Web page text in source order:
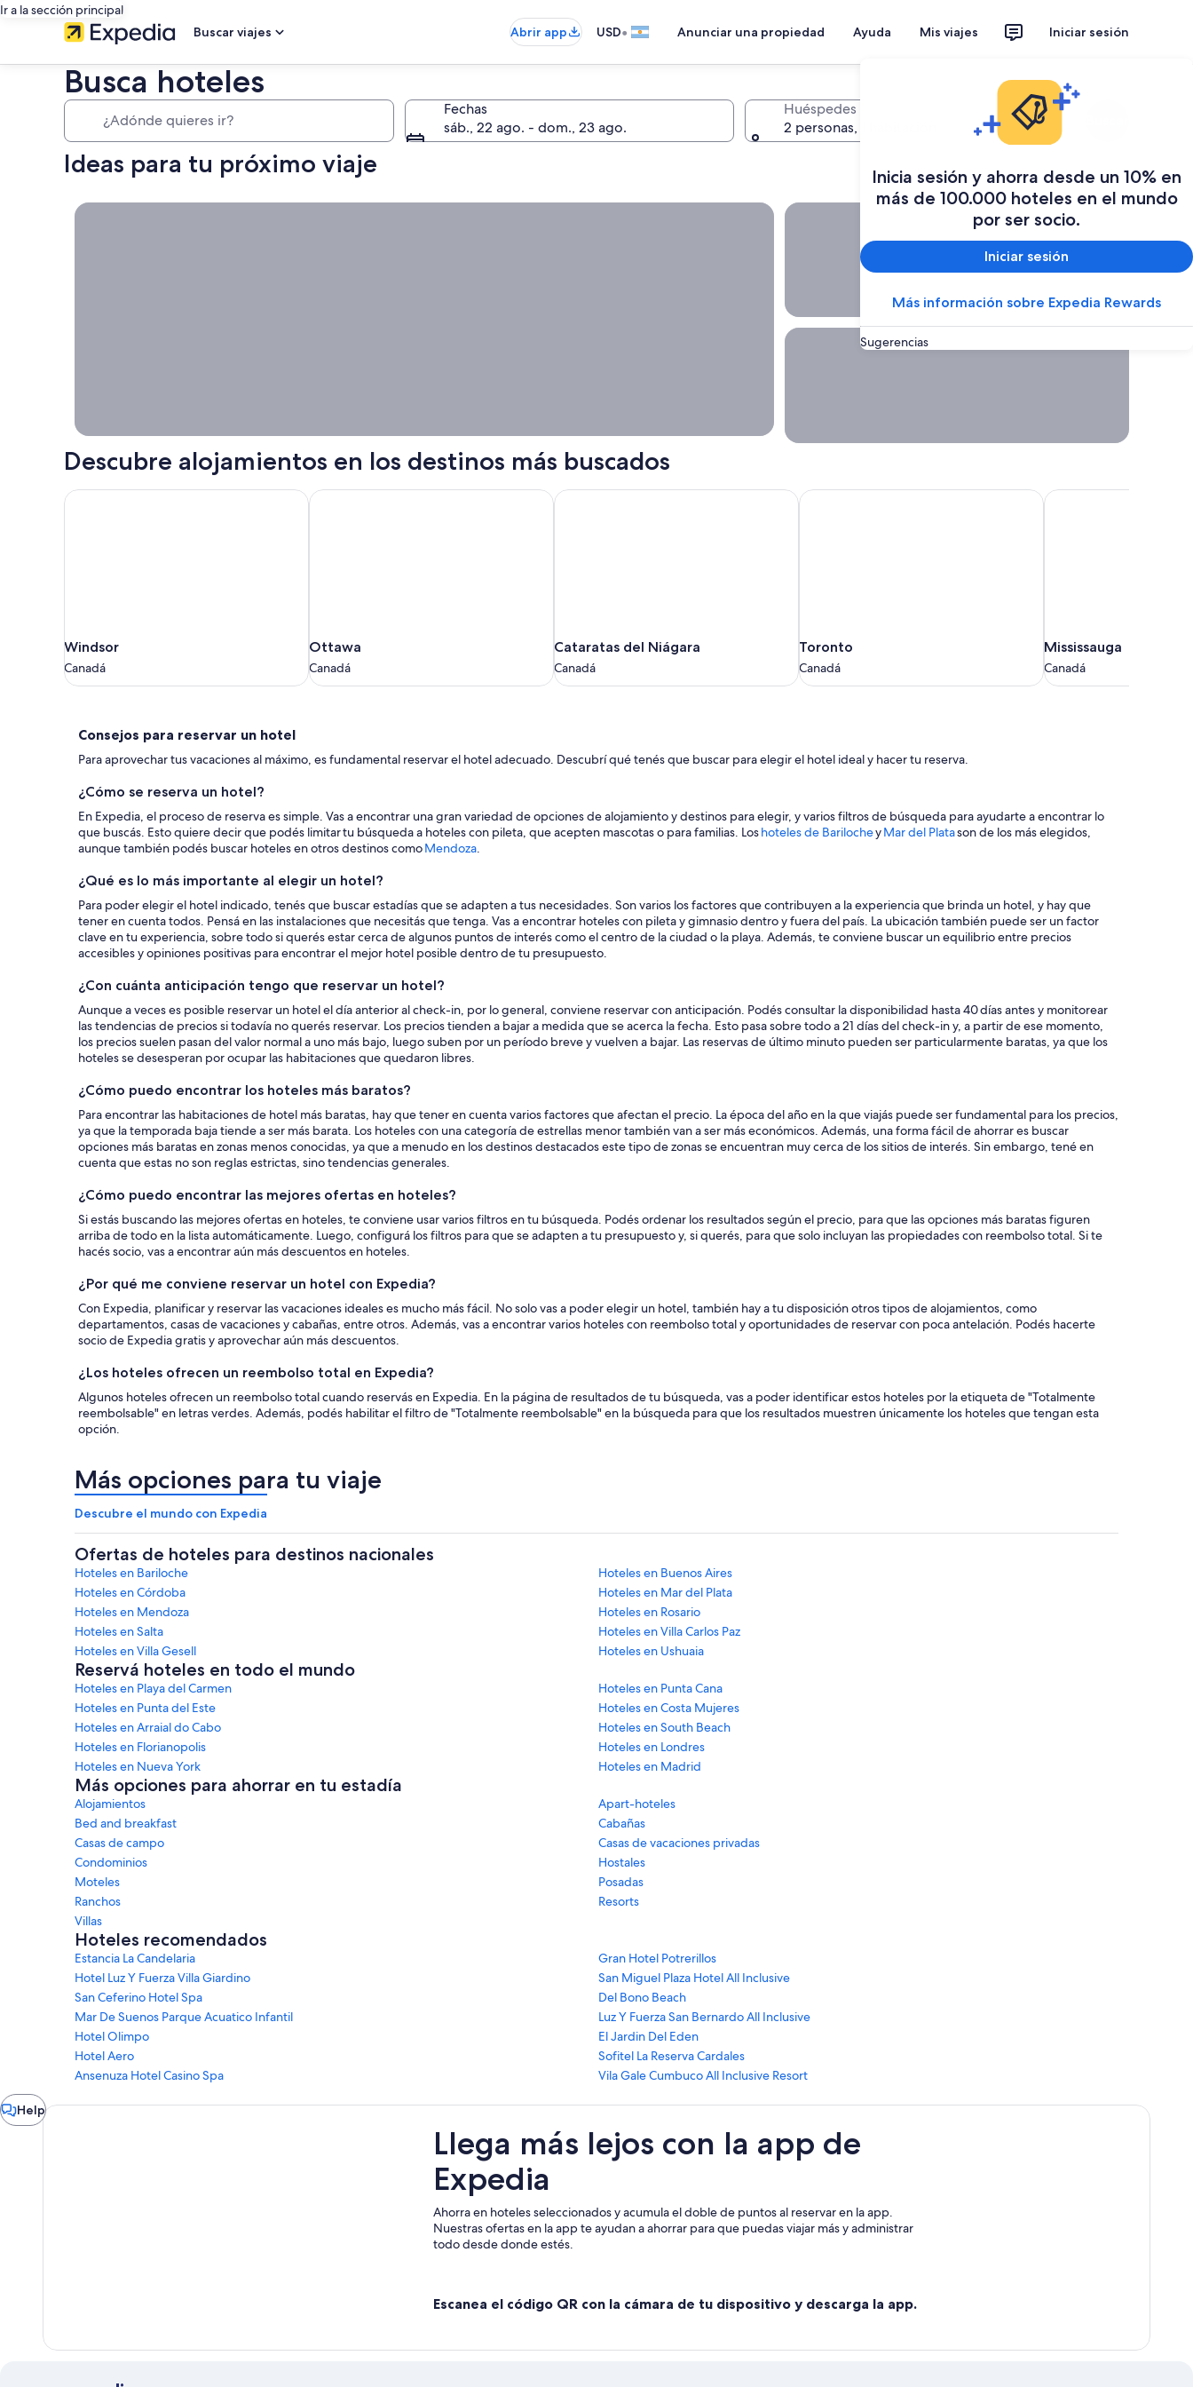
Ir a la sección principal
Buscar viajes
Abrir app USD• Anunciar una propiedad Ayuda Mis viajes Iniciar sesión
Inicia sesión y ahorra desde un 10% en
más de 100.000 hoteles en el mundo
por ser socio.
Iniciar sesión
Más información sobre Expedia Rewards
Sugerencias
Busca hoteles
Fechas
sáb., 22 ago. - dom., 23 ago.
Huéspedes
2 personas, 1 habitación
Ideas para tu próximo viaje
próxima
Ofertas de &uacute;ltimo minuto disponibles, <span
Cuando est&eacute;s listo para viajar, aqu&iacute;
Descubre alojamientos en los destinos más buscados
Windsor
Canadá
Windsor
Canadá
Windsor
Ottawa
Canadá
Ottawa
Canadá
Ottawa
Cataratas
del
Niágara
Cataratas del Niágara
Canadá
Cataratas del Niágara
Toronto
Canadá
Toronto
Canadá
Toronto
Mississauga
Canadá
Mississauga
Canadá
Mississauga
Consejos
para
reservar
un
hotel
Consejos para reservar un hotel
Para aprovechar tus vacaciones al máximo, es fundamental reservar el hotel adecuado. Descubrí qué tenés que buscar para elegir el hotel ideal y hacer tu reserva.
¿Cómo se reserva un hotel?
En Expedia, el proceso de reserva es simple. Vas a encontrar una gran variedad de opciones de alojamiento y destinos para elegir, y varios filtros de búsqueda para ayudarte a encontrar lo
que buscás. Esto quiere decir que podés limitar tu búsqueda a hoteles con pileta, que acepten mascotas o para familias. Loshoteles de BarilocheyMar del Platason de los más elegidos,
aunque también podés buscar hoteles en otros destinos comoMendoza.
¿Qué es lo más importante al elegir un hotel?
Para poder elegir el hotel indicado, tenés que buscar estadías que se adapten a tus necesidades. Son varios los factores que contribuyen a la experiencia que brinda un hotel, y hay que
tener en cuenta todos. Pensá en las instalaciones que necesitás que tenga. Vas a encontrar hoteles con pileta y gimnasio dentro y fuera del país. La ubicación también puede ser un factor
clave en tu experiencia, sobre todo si querés estar cerca de algunos puntos de interés como el centro de la ciudad o la playa. Además, te conviene buscar un equilibrio entre precios
accesibles y opiniones positivas para encontrar el mejor hotel posible dentro de tu presupuesto.
¿Con cuánta anticipación tengo que reservar un hotel?
Aunque a veces es posible reservar un hotel el día anterior al check-in, por lo general, conviene reservar con anticipación. Podés consultar la disponibilidad hasta 40 días antes y monitorear
las tendencias de precios si todavía no querés reservar. Los precios tienden a bajar a medida que se acerca la fecha. Esto pasa sobre todo a 21 días del check-in y, a partir de ese momento,
los precios suelen pasan del valor normal a uno más bajo, luego suben por un período breve y vuelven a bajar. Las reservas de último minuto pueden ser particularmente baratas, ya que los
hoteles se desesperan por ocupar las habitaciones que quedaron libres.
¿Cómo puedo encontrar los hoteles más baratos?
Para encontrar las habitaciones de hotel más baratas, hay que tener en cuenta varios factores que afectan el precio. La época del año en la que viajás puede ser fundamental para los precios,
ya que la temporada baja tiende a ser más barata. Los hoteles con una categoría de estrellas menor también van a ser más económicos. Además, una forma fácil de ahorrar es buscar
opciones más baratas en zonas menos conocidas, ya que a menudo en los destinos destacados este tipo de zonas se encuentran muy cerca de los sitios de interés. Sin embargo, tené en
cuenta que estas no son reglas estrictas, sino tendencias generales.
¿Cómo puedo encontrar las mejores ofertas en hoteles?
Si estás buscando las mejores ofertas en hoteles, te conviene usar varios filtros en tu búsqueda. Podés ordenar los resultados según el precio, para que las opciones más baratas figuren
arriba de todo en la lista automáticamente. Luego, configurá los filtros para que se adapten a tu presupuesto y, si querés, para que solo incluyan las propiedades con reembolso total. Si te
hacés socio, vas a encontrar aún más descuentos en hoteles.
¿Por qué me conviene reservar un hotel con Expedia?
Con Expedia, planificar y reservar las vacaciones ideales es mucho más fácil. No solo vas a poder elegir un hotel, también hay a tu disposición otros tipos de alojamientos, como
departamentos, casas de vacaciones y cabañas, entre otros. Además, vas a encontrar varios hoteles con reembolso total y oportunidades de reservar con poca antelación. Podés hacerte
socio de Expedia gratis y aprovechar aún más descuentos.
¿Los hoteles ofrecen un reembolso total en Expedia?
Algunos hoteles ofrecen un reembolso total cuando reservás en Expedia. En la página de resultados de tu búsqueda, vas a poder identificar estos hoteles por la etiqueta de "Totalmente
reembolsable" en letras verdes. Además, podés habilitar el filtro de "Totalmente reembolsable" en la búsqueda para que los resultados muestren únicamente los hoteles que tengan esta
opción.
Más opciones para tu viaje
Descubre el mundo con Expedia
Ofertas de hoteles para destinos nacionales
Hoteles en Bariloche
Hoteles en Buenos Aires
Hoteles en Córdoba
Hoteles en Mar del Plata
Hoteles en Mendoza
Hoteles en Rosario
Hoteles en Salta
Hoteles en Villa Carlos Paz
Hoteles en Villa Gesell
Hoteles en Ushuaia
Reservá hoteles en todo el mundo
Hoteles en Playa del Carmen
Hoteles en Punta Cana
Hoteles en Punta del Este
Hoteles en Costa Mujeres
Hoteles en Arraial do Cabo
Hoteles en South Beach
Hoteles en Florianopolis
Hoteles en Londres
Hoteles en Nueva York
Hoteles en Madrid
Más opciones para ahorrar en tu estadía
Alojamientos
Apart-hoteles
Bed and breakfast
Cabañas
Casas de campo
Casas de vacaciones privadas
Condominios
Hostales
Moteles
Posadas
Ranchos
Resorts
Villas
Hoteles recomendados
Estancia La Candelaria
Gran Hotel Potrerillos
Hotel Luz Y Fuerza Villa Giardino
San Miguel Plaza Hotel All Inclusive
San Ceferino Hotel Spa
Del Bono Beach
Mar De Suenos Parque Acuatico Infantil
Luz Y Fuerza San Bernardo All Inclusive
Hotel Olimpo
El Jardin Del Eden
Hotel Aero
Sofitel La Reserva Cardales
Ansenuza Hotel Casino Spa
Vila Gale Cumbuco All Inclusive Resort
Help
Chat
window
Llega más lejos con la app de
Expedia
Ahorra en hoteles seleccionados y acumula el doble de puntos al reservar en la app.
Nuestras ofertas en la app te ayudan a ahorrar para que puedas viajar más y administrar
todo desde donde estés.
Escanea el código QR con la cámara de tu dispositivo y descarga la app.